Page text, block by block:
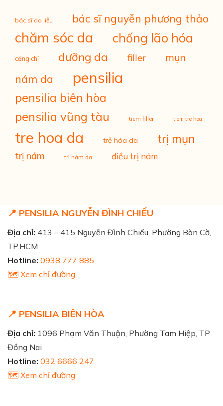
bác sĩ da liễu bác sĩ nguyễn phương thảo
chăm sóc da chống lão hóa
căng chỉ dưỡng da filler mụn
nám da pensilia
pensilia biên hòa
pensilia vũng tàu tiem filler tiem tre hoa
tre hoa da trẻ hóa da trị mụn
trị nám trị nám da điều trị nám
📍 PENSILIA NGUYỄN ĐÌNH CHIỂU
Địa chỉ: 413 – 415 Nguyễn Đình Chiểu, Phường Bàn Cờ,
TP.HCM
Hotline: 0938 777 885
🗺️ Xem chỉ đường
📍 PENSILIA BIÊN HÒA
Địa chỉ: 1096 Phạm Văn Thuận, Phường Tam Hiệp, TP
Đồng Nai
Hotline: 032 6666 247
🗺️ Xem chỉ đường